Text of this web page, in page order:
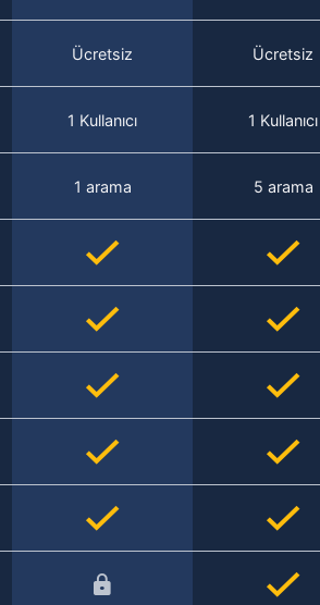
Ücretsiz Ücretsiz
1 Kullanıcı 1 Kullanıcı
1 arama 5 arama